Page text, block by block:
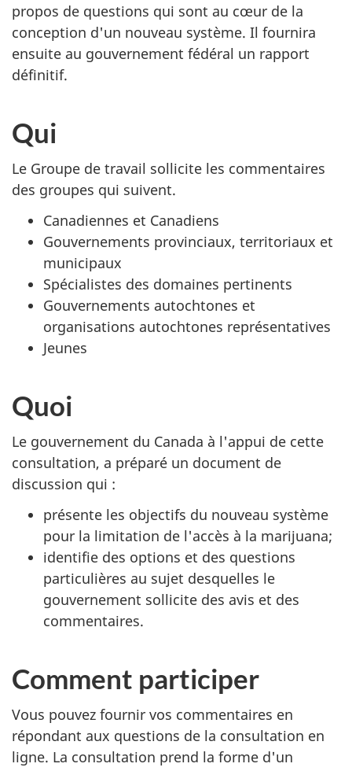
propos de questions qui sont au cœur de la
conception d'un nouveau système. Il fournira
ensuite au gouvernement fédéral un rapport
définitif.
Qui
Le Groupe de travail sollicite les commentaires
des groupes qui suivent.
Canadiennes et Canadiens
Gouvernements provinciaux, territoriaux et
municipaux
Spécialistes des domaines pertinents
Gouvernements autochtones et
organisations autochtones représentatives
Jeunes
Quoi
Le gouvernement du Canada à l'appui de cette
consultation, a préparé un document de
discussion qui :
présente les objectifs du nouveau système
pour la limitation de l'accès à la marijuana;
identifie des options et des questions
particulières au sujet desquelles le
gouvernement sollicite des avis et des
commentaires.
Comment participer
Vous pouvez fournir vos commentaires en
répondant aux questions de la consultation en
ligne. La consultation prend la forme d'un